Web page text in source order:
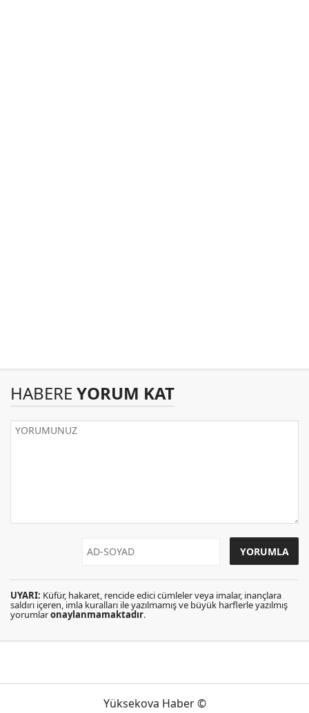
HABERE YORUM KAT
UYARI: Küfür, hakaret, rencide edici cümleler veya imalar, inançlara
saldırı içeren, imla kuralları ile yazılmamış ve büyük harflerle yazılmış
yorumlaronaylanmamaktadır.
Yüksekova Haber ©